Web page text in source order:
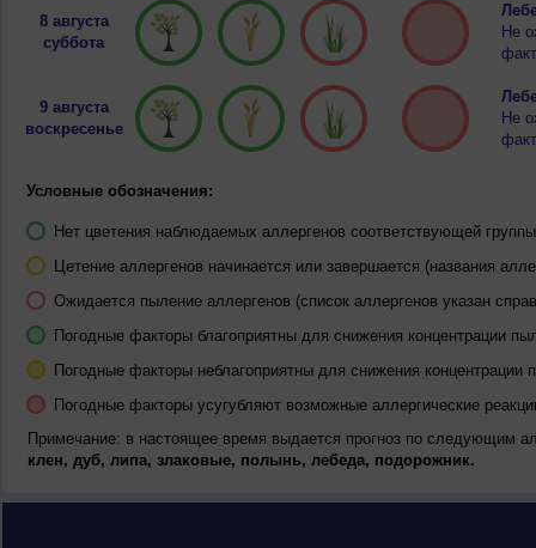
8 августа
суббота
Не
9 августа
воскресенье
Не
Условные обозначения:
Нет цветения наблюдаемых аллергенов соответствующей
Цетение аллергенов начинается или завершается (названия
Ожидается пыление аллергенов (список аллергенов указан
Погодные факторы благоприятны для снижения концентрации
Погодные факторы неблагоприятны для снижения концентрации
Погодные факторы усугубляют возможные аллергические
Примечание: в настоящее время выдается прогноз по следующим
клен, дуб, липа, злаковые, полынь, лебеда, подорожник.